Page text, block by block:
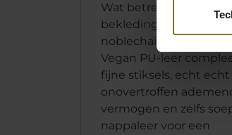
Wat betreft de
bekledingsmaterialen
noblechairs, er is voor
Vegan PU-leer
fijne stiksels, echt
onovertroffen
vermogen en zelfs
nappaleer voor een